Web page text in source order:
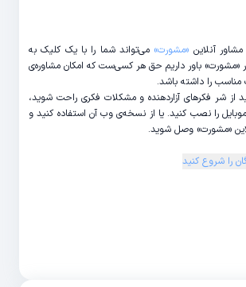
آنلاین «مشورت» می‌تواند شما را با یک کلیک به
«مشورت» باور داریم حق هر کسی‌ست که امکان مشاوره‌ی
را داشته باشد.
از شر فکرهای آزاردهنده و مشکلات فکری راحت شوید،
را نصب کنید. یا از نسخه‌ی وب آن استفاده کنید و
«مشورت»‌ وصل شوید.
را شروع کنید